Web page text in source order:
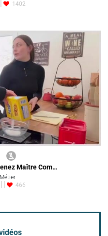
1402
Maître Com…
466